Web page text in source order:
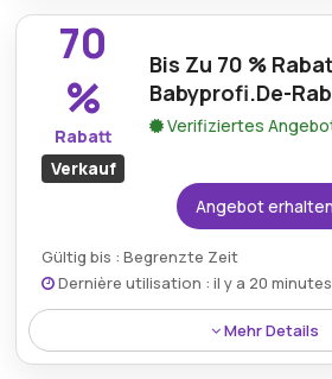
Profi-Aktionscode verwenden,
Babyprodukte für Käufer
70
%
Rabatt
Verkauf
Bis Zu 70 %
Babyprofi.De-
Verifiziertes
Angebot erhalten
Gültig bis : Begrenzte Zeit
Dernière utilisation : il y a 20 minutes
Mehr Details
Sparen Sie bis zu 70 % auf eine